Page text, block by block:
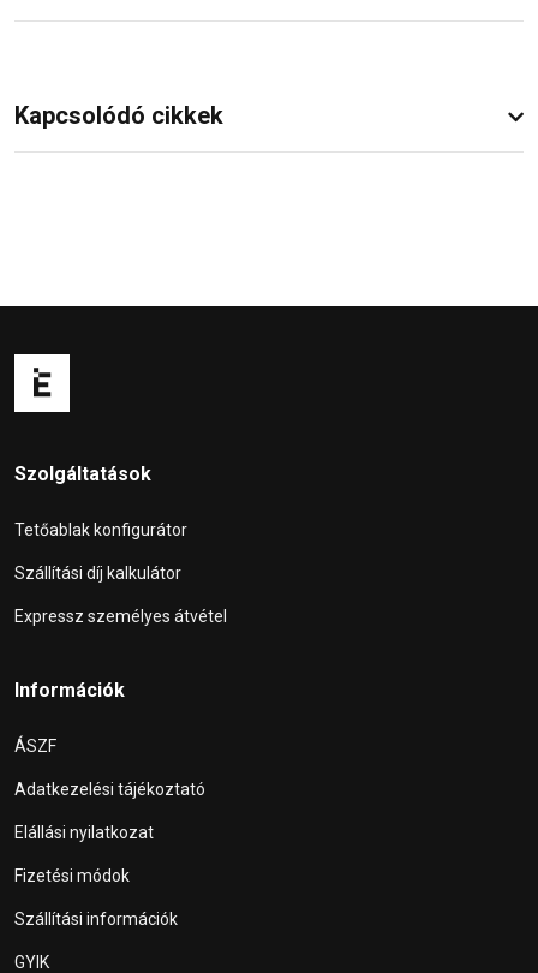
Kapcsolódó cikkek
Szolgáltatások
Tetőablak konfigurátor
Szállítási díj kalkulátor
Expressz személyes átvétel
Információk
ÁSZF
Adatkezelési tájékoztató
Elállási nyilatkozat
Fizetési módok
Szállítási információk
GYIK